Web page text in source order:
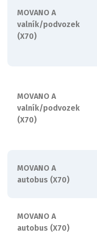
MOVANO A
valník/podvozek
(X70)
MOVANO A
valník/podvozek
(X70)
MOVANO A
autobus (X70)
MOVANO A
autobus (X70)